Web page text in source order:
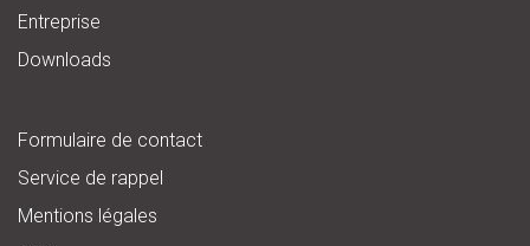
Entreprise
Downloads
Formulaire de contact
Service de rappel
Mentions légales